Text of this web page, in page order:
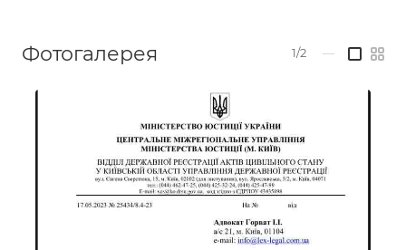
Фотогалерея 1/2 —